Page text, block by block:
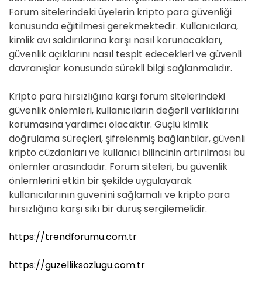
Forum sitelerindeki üyelerin kripto para güvenliği
konusunda eğitilmesi gerekmektedir. Kullanıcılara,
kimlik avı saldırılarına karşı nasıl korunacakları,
güvenlik açıklarını nasıl tespit edecekleri ve güvenli
davranışlar konusunda sürekli bilgi sağlanmalıdır.
Kripto para hırsızlığına karşı forum sitelerindeki
güvenlik önlemleri, kullanıcıların değerli varlıklarını
korumasına yardımcı olacaktır. Güçlü kimlik
doğrulama süreçleri, şifrelenmiş bağlantılar, güvenli
kripto cüzdanları ve kullanıcı bilincinin artırılması bu
önlemler arasındadır. Forum siteleri, bu güvenlik
önlemlerini etkin bir şekilde uygulayarak
kullanıcılarının güvenini sağlamalı ve kripto para
hırsızlığına karşı sıkı bir duruş sergilemelidir.
https://trendforumu.com.tr
https://guzelliksozlugu.com.tr